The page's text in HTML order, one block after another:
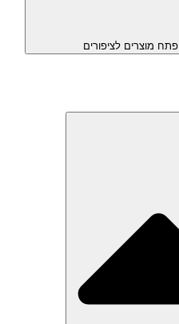
פתח מוצרים לציפורים